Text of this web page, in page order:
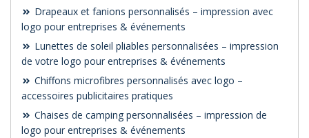
Drapeaux et fanions personnalisés – impression avec
logo pour entreprises & événements
Lunettes de soleil pliables personnalisées – impression
de votre logo pour entreprises & événements
Chiffons microfibres personnalisés avec logo –
accessoires publicitaires pratiques
Chaises de camping personnalisées – impression de
logo pour entreprises & événements